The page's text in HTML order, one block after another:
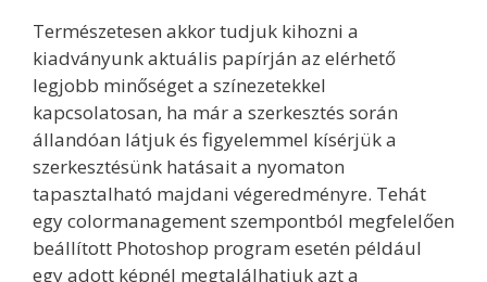
Természetesen akkor tudjuk kihozni a
kiadványunk aktuális papírján az elérhető
legjobb minőséget a színezetekkel
kapcsolatosan, ha már a szerkesztés során
állandóan látjuk és figyelemmel kísérjük a
szerkesztésünk hatásait a nyomaton
tapasztalható majdani végeredményre. Tehát
egy colormanagement szempontból megfelelően
beállított Photoshop program esetén például
egy adott képnél megtalálhatjuk azt a